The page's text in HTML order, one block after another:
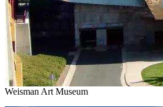
Weisman Art Museum